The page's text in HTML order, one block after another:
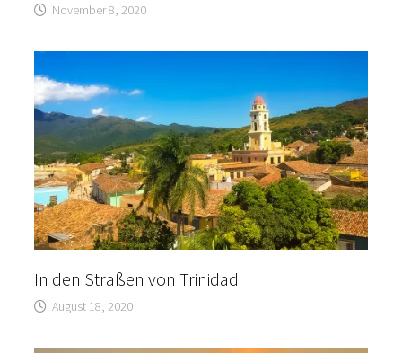
November 8, 2020
In den Straßen von Trinidad
August 18, 2020